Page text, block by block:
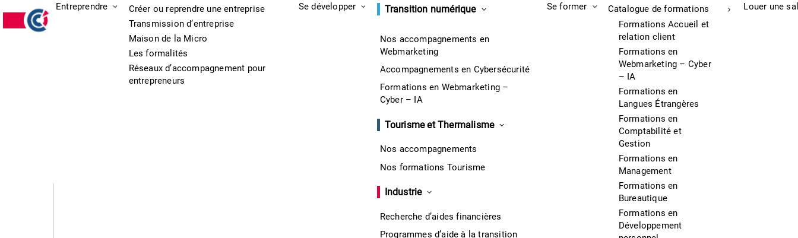
Entreprendre
Créer ou reprendre une entreprise
Transmission d’entreprise
Maison de la Micro
Les formalités
Réseaux d’accompagnement pour
entrepreneurs
Se développer Transition numérique
Nos accompagnements en
Webmarketing
Accompagnements en Cybersécurité
Formations en Webmarketing –
Cyber – IA
Tourisme et Thermalisme
Nos accompagnements
Nos formations Tourisme
Industrie
Recherche d’aides financières
Programmes d’aide à la transition
Se former
Catalogue de formations
Formations Accueil et
relation client
Formations en
Webmarketing – Cyber
– IA
Formations en
Langues Étrangères
Formations en
Comptabilité et
Gestion
Formations en
Management
Formations en
Bureautique
Formations en
Développement
Louer une